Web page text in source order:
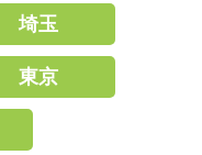
埼玉
東京